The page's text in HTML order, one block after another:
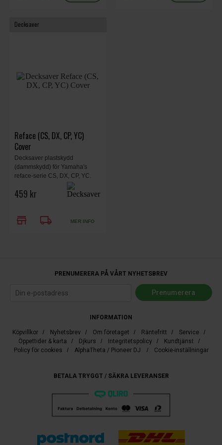
Decksaver
Reface (CS, DX, CP, YC)
Cover
Decksaver plastskydd
(dammskydd) för Yamaha's
reface-serie CS, DX, CP, YC.
459 kr
store local_shipping MER INFO
PRENUMERERA PÅ VÅRT NYHETSBREV
INFORMATION
Köpvillkor / Nyhetsbrev / Om företaget / Räntefritt / Service /
Öppettider & karta / Djkurs / Integritetspolicy / Kundtjänst /
Policy för cookies / AlphaTheta / Pioneer DJ / Cookie-inställningar
BETALA TRYGGT / SÄKRA LEVERANSER